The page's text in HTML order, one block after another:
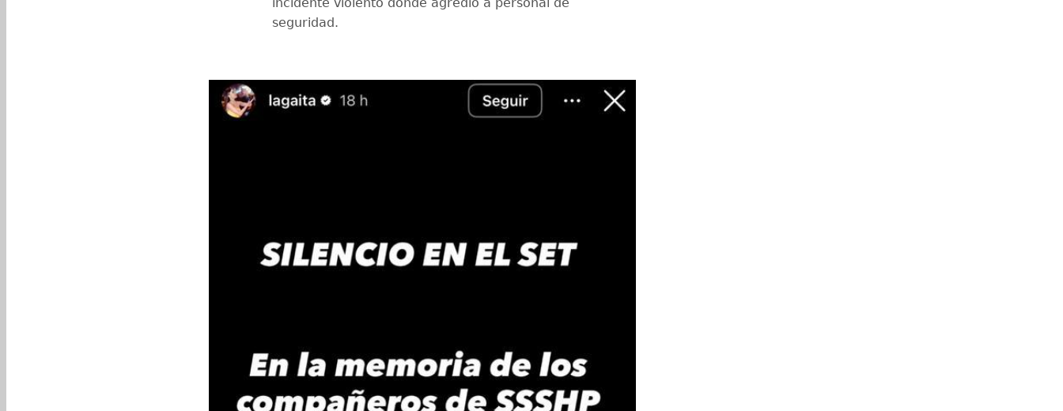
incidente violento donde agredió a personal de
seguridad.